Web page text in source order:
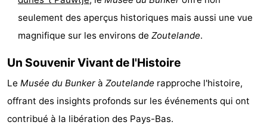
de
vue
-
Terrains
-
seulement des aperçus historiques mais aussi une vue
magnifique sur les environs de Zoutelande.
Un Souvenir Vivant de l'Histoire
Le Musée du Bunker à Zoutelande rapproche l'histoire,
offrant des insights profonds sur les événements qui ont
contribué à la libération des Pays-Bas.